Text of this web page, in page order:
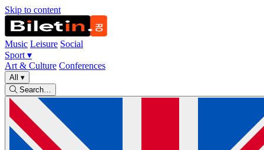
Skip to content
Music Leisure Social
Sport ▾
Art & Culture Conferences
All ▾
Search…